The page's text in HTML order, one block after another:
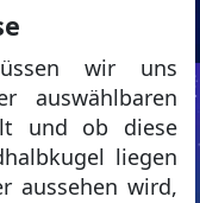
wir uns
auswählbaren
und ob diese
liegen
aussehen wird,